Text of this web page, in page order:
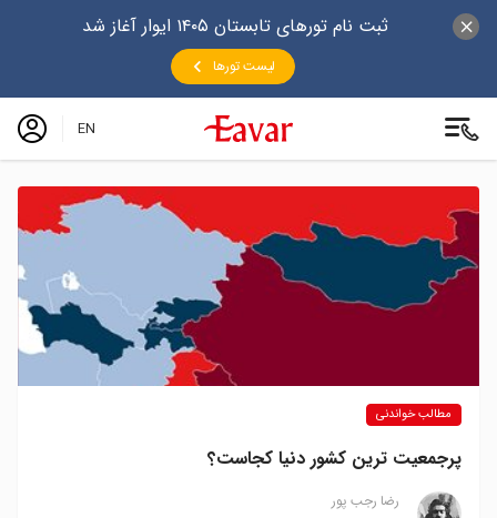
ثبت نام تورهای تابستان ۱۴۰۵ ایوار آغاز شد
لیست تورها
EN
مطالب خواندنی
پرجمعیت‌ ترین کشور دنیا کجاست؟
رضا‍ رجب پور